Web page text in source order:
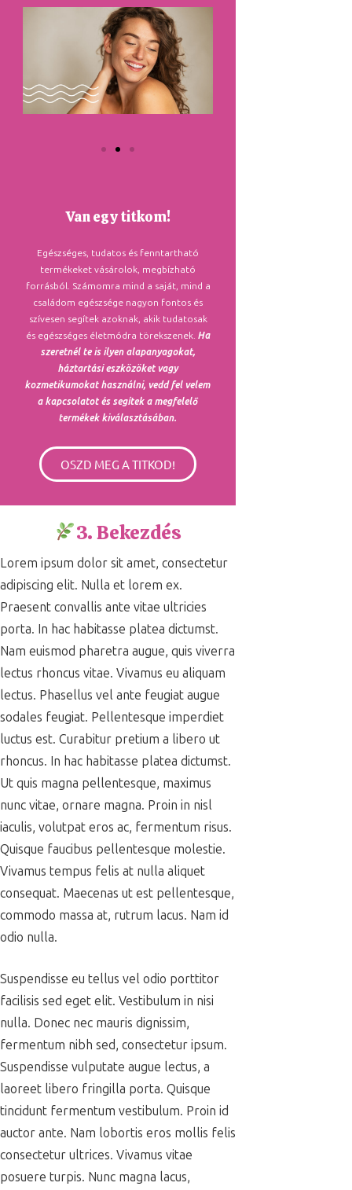
Van egy titkom!
Egészséges, tudatos és fenntartható
termékeket vásárolok, megbízható
forrásból. Számomra mind a saját, mind a
családom egészsége nagyon fontos és
szívesen segítek azoknak, akik tudatosak
és egészséges életmódra törekszenek. Ha
szeretnél te is ilyen alapanyagokat,
háztartási eszközöket vagy
kozmetikumokat használni, vedd fel velem
a kapcsolatot és segítek a megfelelő
termékek kiválasztásában.
OSZD MEG A TITKOD!
3. Bekezdés
Lorem ipsum dolor sit amet, consectetur
adipiscing elit. Nulla et lorem ex.
Praesent convallis ante vitae ultricies
porta. In hac habitasse platea dictumst.
Nam euismod pharetra augue, quis viverra
lectus rhoncus vitae. Vivamus eu aliquam
lectus. Phasellus vel ante feugiat augue
sodales feugiat. Pellentesque imperdiet
luctus est. Curabitur pretium a libero ut
rhoncus. In hac habitasse platea dictumst.
Ut quis magna pellentesque, maximus
nunc vitae, ornare magna. Proin in nisl
iaculis, volutpat eros ac, fermentum risus.
Quisque faucibus pellentesque molestie.
Vivamus tempus felis at nulla aliquet
consequat. Maecenas ut est pellentesque,
commodo massa at, rutrum lacus. Nam id
odio nulla.
Suspendisse eu tellus vel odio porttitor
facilisis sed eget elit. Vestibulum in nisi
nulla. Donec nec mauris dignissim,
fermentum nibh sed, consectetur ipsum.
Suspendisse vulputate augue lectus, a
laoreet libero fringilla porta. Quisque
tincidunt fermentum vestibulum. Proin id
auctor ante. Nam lobortis eros mollis felis
consectetur ultrices. Vivamus vitae
posuere turpis. Nunc magna lacus,